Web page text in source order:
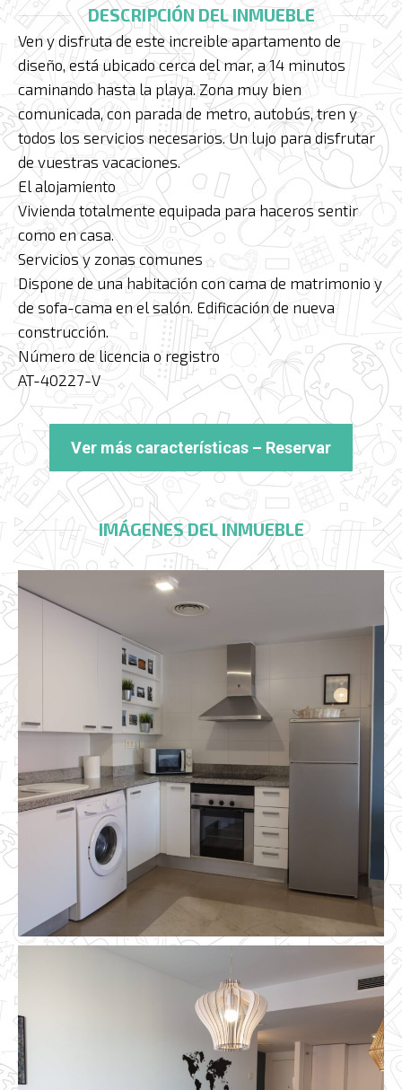
DESCRIPCIÓN DEL INMUEBLE
Ven y disfruta de este increible apartamento de
diseño, está ubicado cerca del mar, a 14 minutos
caminando hasta la playa. Zona muy bien
comunicada, con parada de metro, autobús, tren y
todos los servicios necesarios. Un lujo para disfrutar
de vuestras vacaciones.
El alojamiento
Vivienda totalmente equipada para haceros sentir
como en casa.
Servicios y zonas comunes
Dispone de una habitación con cama de matrimonio y
de sofa-cama en el salón. Edificación de nueva
construcción.
Número de licencia o registro
AT-40227-V
Ver más características – Reservar
IMÁGENES DEL INMUEBLE